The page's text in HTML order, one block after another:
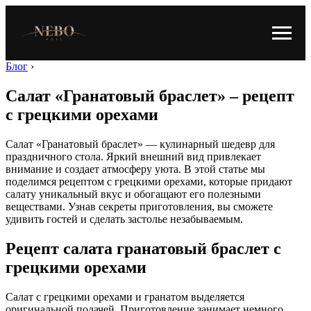
Блог ›
Салат «Гранатовый браслет» – рецепт
с грецкими орехами
Салат «Гранатовый браслет» — кулинарный шедевр для
праздничного стола. Яркий внешний вид привлекает
внимание и создает атмосферу уюта. В этой статье мы
поделимся рецептом с грецкими орехами, которые придают
салату уникальный вкус и обогащают его полезными
веществами. Узнав секреты приготовления, вы сможете
удивить гостей и сделать застолье незабываемым.
Рецепт салата гранатовый браслет с
грецкими орехами
Салат с грецкими орехами и гранатом выделяется